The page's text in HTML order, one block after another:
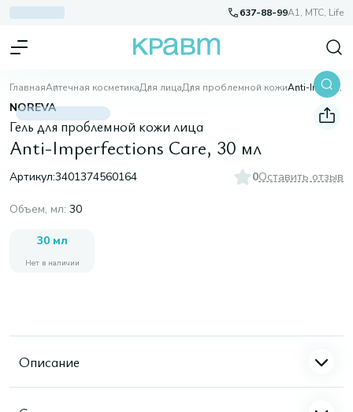
637-88-99A1, МТС, Life
ГлавнаяАптечная косметикаДля лицаДля проблемной кожи Anti-Imperfections Care, 30 мл
NOREVA
Гель для проблемной кожи лица
Anti-Imperfections Care, 30 мл
Артикул:3401374560164 0Оставить отзыв
Объем, мл: 30
30 мл
Нет в наличии
Описание